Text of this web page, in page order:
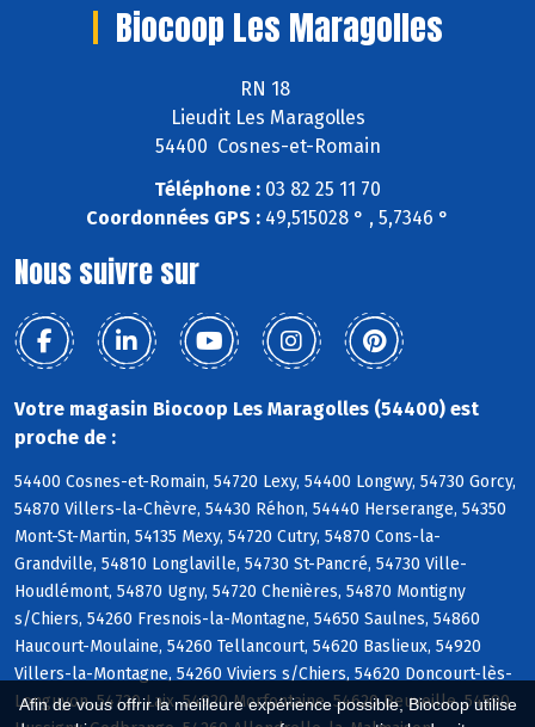
Afin de vous offrir la meilleure expérience possible, Biocoop utilise
Biocoop Les Maragolles
RN 18
Lieudit Les Maragolles
54400 Cosnes-et-Romain
Téléphone : 03 82 25 11 70
Coordonnées GPS : 49,515028 ° , 5,7346 °
Nous suivre sur
Votre magasin Biocoop Les Maragolles (54400) est
proche de :
54400 Cosnes-et-Romain, 54720 Lexy, 54400 Longwy, 54730 Gorcy,
54870 Villers-la-Chèvre, 54430 Réhon, 54440 Herserange, 54350
Mont-St-Martin, 54135 Mexy, 54720 Cutry, 54870 Cons-la-
Grandville, 54810 Longlaville, 54730 St-Pancré, 54730 Ville-
Houdlémont, 54870 Ugny, 54720 Chenières, 54870 Montigny
s/Chiers, 54260 Fresnois-la-Montagne, 54650 Saulnes, 54860
Haucourt-Moulaine, 54260 Tellancourt, 54620 Baslieux, 54920
Villers-la-Montagne, 54260 Viviers s/Chiers, 54620 Doncourt-lès-
Longuyon, 54720 Laix, 54920 Morfontaine, 54620 Beuveille, 54590